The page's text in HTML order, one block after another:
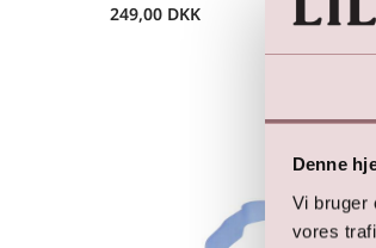
Denne
Vi bruger
vores
249,00 DKK